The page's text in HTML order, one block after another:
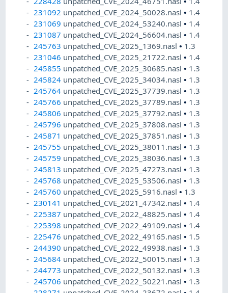
231092 unpatched_CVE_2024_50028.nasl• 1.4
231069 unpatched_CVE_2024_53240.nasl• 1.4
231087 unpatched_CVE_2024_56604.nasl• 1.4
245763 unpatched_CVE_2025_1369.nasl• 1.3
231046 unpatched_CVE_2025_21722.nasl• 1.4
245855 unpatched_CVE_2025_30685.nasl• 1.3
245824 unpatched_CVE_2025_34034.nasl• 1.3
245764 unpatched_CVE_2025_37739.nasl• 1.3
245766 unpatched_CVE_2025_37789.nasl• 1.3
245806 unpatched_CVE_2025_37792.nasl• 1.3
245796 unpatched_CVE_2025_37808.nasl• 1.3
245871 unpatched_CVE_2025_37851.nasl• 1.3
245755 unpatched_CVE_2025_38011.nasl• 1.3
245759 unpatched_CVE_2025_38036.nasl• 1.3
245813 unpatched_CVE_2025_47273.nasl• 1.3
245768 unpatched_CVE_2025_53506.nasl• 1.3
245760 unpatched_CVE_2025_5916.nasl• 1.3
230141 unpatched_CVE_2021_47342.nasl• 1.4
225387 unpatched_CVE_2022_48825.nasl• 1.4
225398 unpatched_CVE_2022_49109.nasl• 1.4
225476 unpatched_CVE_2022_49165.nasl• 1.5
244390 unpatched_CVE_2022_49938.nasl• 1.3
245684 unpatched_CVE_2022_50015.nasl• 1.3
244773 unpatched_CVE_2022_50132.nasl• 1.3
245706 unpatched_CVE_2022_50221.nasl• 1.3